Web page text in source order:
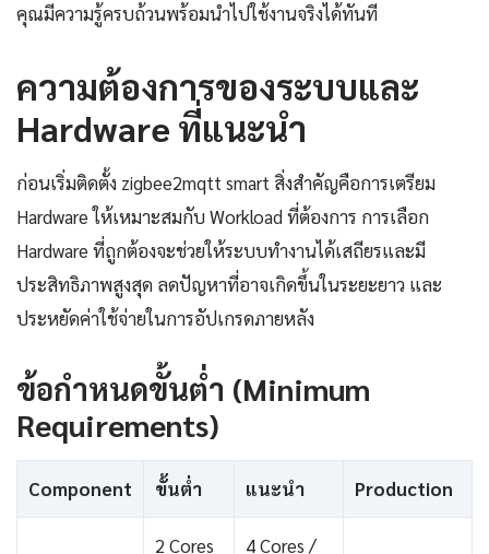
คุณมีความรู้ครบถ้วนพร้อมนำไปใช้งานจริงได้ทันที
ความต้องการของระบบและ
Hardware ที่แนะนำ
ก่อนเริ่มติดตั้ง zigbee2mqtt smart สิ่งสำคัญคือการเตรียม
Hardware ให้เหมาะสมกับ Workload ที่ต้องการ การเลือก
Hardware ที่ถูกต้องจะช่วยให้ระบบทำงานได้เสถียรและมี
ประสิทธิภาพสูงสุด ลดปัญหาที่อาจเกิดขึ้นในระยะยาว และ
ประหยัดค่าใช้จ่ายในการอัปเกรดภายหลัง
ข้อกำหนดขั้นต่ำ (Minimum
Requirements)
Component ขั้นต่ำ แนะนำ Production
2 Cores 4 Cores /